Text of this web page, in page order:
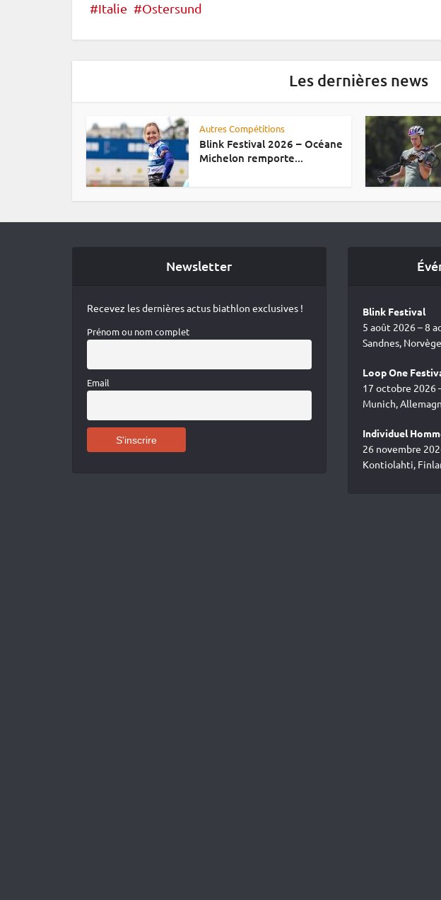
Italie Ostersund
Les dernières news
Autres Compétitions
Blink Festival 2026 – Océane
Michelon remporte...
Newsletter
Recevez les dernières actus biathlon exclusives !
Prénom ou nom complet
Email
Blink Festival
5 août 2026 – 8
Sandnes, Norvège
Loop One
17 octobre 2026
Munich,
Individuel
26 novembre
Kontiolahti,